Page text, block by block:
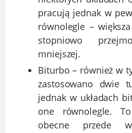
pracują jednak w
równolegle –
stopniowo
mniejszej.
Biturbo – również w
zastosowano dwie
jednak w układach
one równolegle.
obecne przede